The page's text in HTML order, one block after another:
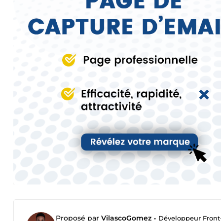
Proposé par VilascoGomez • Développeur